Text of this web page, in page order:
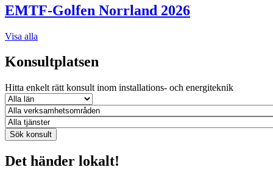
EMTF-Golfen Norrland 2026
Visa alla
Konsultplatsen
Hitta enkelt rätt konsult inom installations- och energiteknik
Det händer lokalt!